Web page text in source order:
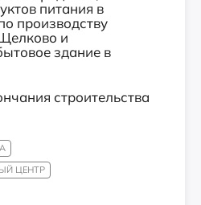
питания в
производству
и
здание в
строительства
ЦЕНТР